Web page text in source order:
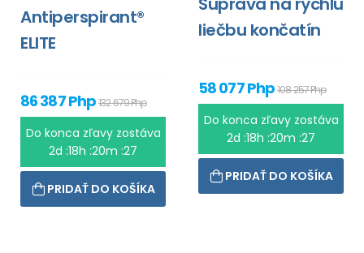
Antiperspirant®
ELITE
86 387 Php132 679 Php
Do konca zľavy zostáva
2d :18h :20m :26
PRIDAŤ DO KOŠÍKA
liečbu končatín
58 077 Php108 257 Php
Do konca zľavy zostáva
2d :18h :20m :26
PRIDAŤ DO KOŠÍKA